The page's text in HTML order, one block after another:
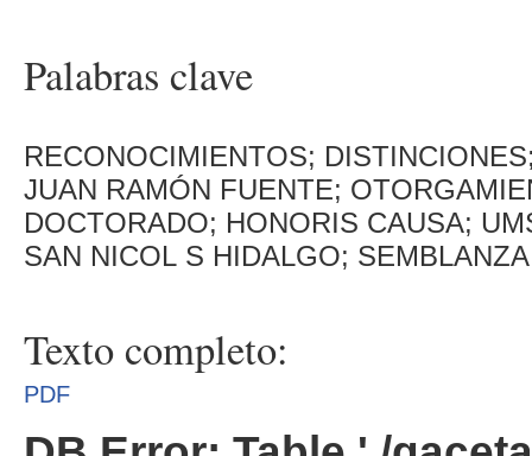
Palabras clave
RECONOCIMIENTOS;
JUAN RAMÓN FUENTE;
DOCTORADO; HONORIS CAUSA;
SAN NICOL S HIDALGO;
Texto completo:
PDF